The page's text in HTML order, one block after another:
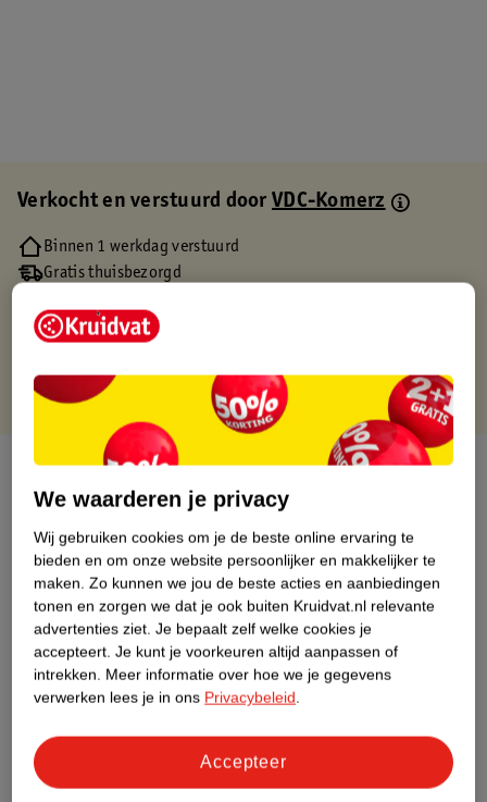
Verkocht en verstuurd doorVDC-Komerz
Binnen 1 werkdag verstuurd
Gratis thuisbezorgd
Gratis punten met je Kruidvat kaart
Over dit product
Productinformatie
Etiketinformatie
Nature Impact Score
Dit product heeft (nog) geen Nature
Impact Score.
We waarderen je privacy
Wij gebruiken cookies om je de beste online ervaring te
bieden en om onze website persoonlijker en makkelijker te
maken. Zo kunnen we jou de beste acties en aanbiedingen
tonen en zorgen we dat je ook buiten Kruidvat.nl relevante
advertenties ziet. Je bepaalt zelf welke cookies je
accepteert. Je kunt je voorkeuren altijd aanpassen of
intrekken. Meer informatie over hoe we je gegevens
verwerken lees je in ons Privacybeleid.
Accepteer